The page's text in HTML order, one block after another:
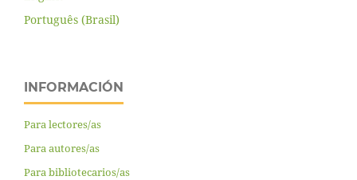
Português (Brasil)
INFORMACIÓN
Para lectores/as
Para autores/as
Para bibliotecarios/as